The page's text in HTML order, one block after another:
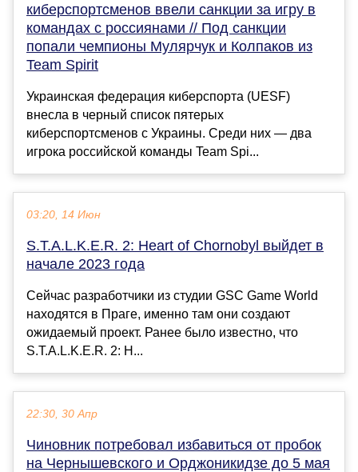
киберспортсменов ввели санкции за игру в
командах с россиянами // Под санкции
попали чемпионы Мулярчук и Колпаков из
Team Spirit
Украинская федерация киберспорта (UESF)
внесла в черный список пятерых
киберспортсменов с Украины. Среди них — два
игрока российской команды Team Spi...
03:20, 14 Июн
S.T.A.L.K.E.R. 2: Heart of Chornobyl выйдет в
начале 2023 года
Сейчас разработчики из студии GSC Game World
находятся в Праге, именно там они создают
ожидаемый проект. Ранее было известно, что
S.T.A.L.K.E.R. 2: H...
22:30, 30 Апр
Чиновник потребовал избавиться от пробок
на Чернышевского и Орджоникидзе до 5 мая